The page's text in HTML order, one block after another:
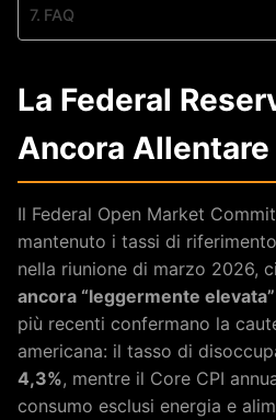
FAQ
La Federal
Ancora Allentare
Il Federal Open Market
mantenuto i tassi di
nella riunione di marzo 2026,
ancora “leggermente elevata”
più recenti confermano la
americana: il tasso di
4,3%, mentre il Core CPI
consumo esclusi energia e